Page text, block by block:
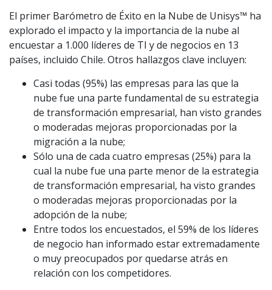
El primer Barómetro de Éxito en la Nube de Unisys™ ha
explorado el impacto y la importancia de la nube al
encuestar a 1.000 líderes de TI y de negocios en 13
países, incluido Chile. Otros hallazgos clave incluyen:
Casi todas (95%) las empresas para las que la
nube fue una parte fundamental de su estrategia
de transformación empresarial, han visto grandes
o moderadas mejoras proporcionadas por la
migración a la nube;
Sólo una de cada cuatro empresas (25%) para la
cual la nube fue una parte menor de la estrategia
de transformación empresarial, ha visto grandes
o moderadas mejoras proporcionadas por la
adopción de la nube;
Entre todos los encuestados, el 59% de los líderes
de negocio han informado estar extremadamente
o muy preocupados por quedarse atrás en
relación con los competidores.